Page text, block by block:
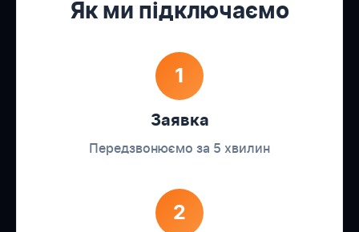
Як ми підключаємо
1
Заявка
Передзвонюємо за 5 хвилин
2